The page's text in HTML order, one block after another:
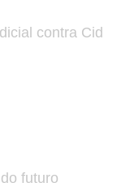
contra Cid
futuro